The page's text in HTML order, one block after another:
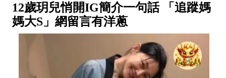
12歲玥兒悄開IG簡介一句話 「追蹤媽
媽大S」網留言有洋蔥